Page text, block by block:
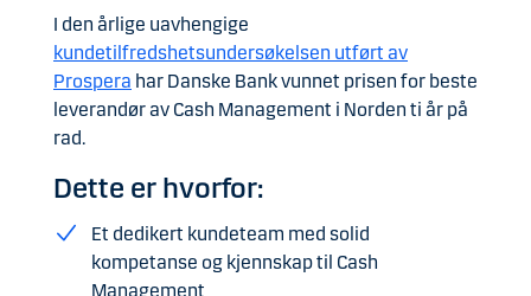
I den årlige uavhengige
kundetilfredshetsundersøkelsen utført av
Prospera har Danske Bank vunnet prisen for beste
leverandør av Cash Management i Norden ti år på
rad.
Dette er hvorfor:
Et dedikert kundeteam med solid
kompetanse og kjennskap til Cash
Management